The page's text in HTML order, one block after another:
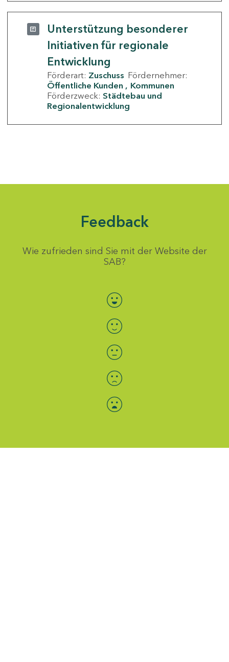
Unterstützung besonderer
Initiativen für regionale
Entwicklung
Förderart: Zuschuss Fördernehmer:
Öffentliche Kunden
Kommunen
Förderzweck: Städtebau und
Regionalentwicklung
Feedback
Wie zufrieden sind Sie mit der Website der
SAB?
Bewertung auswählen